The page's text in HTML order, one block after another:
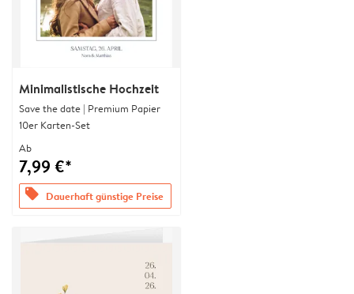
Minimalistische Hochzeit
Save the date | Premium Papier
10er Karten-Set
Ab
7,99 €*
offers Dauerhaft günstige Preise